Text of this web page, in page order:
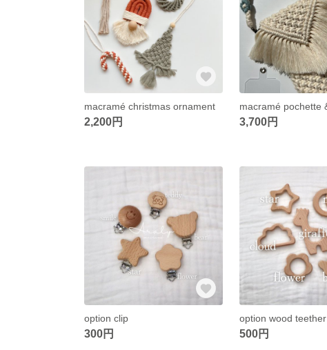
macramé christmas ornament
2,200円 3,700円
option clip
300円
option wood teether
500円